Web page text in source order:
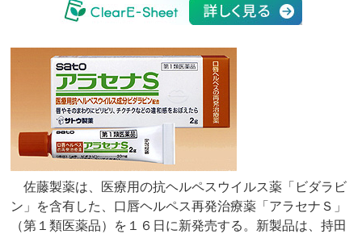
佐藤製薬は、医療用の抗ヘルペスウイルス薬「ビダラビ
ン」を含有した、口唇ヘルペス再発治療薬「アラセナＳ」
（第１類医薬品）を１６日に新発売する。新製品は、持田